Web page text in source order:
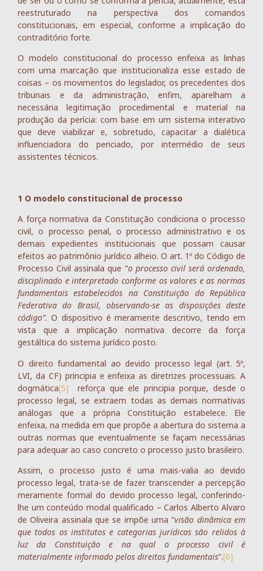
reestruturado na perspectiva dos comandos
constitucionais, em especial, conforme a implicação do
contraditório forte.
O modelo constitucional do processo enfeixa as linhas
com uma marcação que institucionaliza esse estado de
coisas – os movimentos do legislador, os precedentes dos
tribunais e da administração, enfim, aparelham a
necessária legitimação procedimental e material na
produção da perícia: com base em um sistema interativo
que deve viabilizar e, sobretudo, capacitar a dialética
influenciadora do periciado, por intermédio de seus
assistentes técnicos.
1 O modelo constitucional de processo
A força normativa da Constituição condiciona o processo
civil, o processo penal, o processo administrativo e os
demais expedientes institucionais que possam causar
efeitos ao patrimônio jurídico alheio. O art. 1º do Código de
Processo Civil assinala que “o processo civil será ordenado,
disciplinado e interpretado conforme os valores e as normas
fundamentais estabelecidos na Constituição da República
Federativa do Brasil, observando-se as disposições deste
código”. O dispositivo é meramente descritivo, tendo em
vista que a implicação normativa decorre da força
gestáltica do sistema jurídico posto.
O direito fundamental ao devido processo legal (art. 5º,
LVI, da CF) principia e enfeixa as diretrizes processuais. A
dogmática[5] reforça que ele principia porque, desde o
processo legal, se extraem todas as demais normativas
análogas que a própria Constituição estabelece. Ele
enfeixa, na medida em que propõe a abertura do sistema a
outras normas que eventualmente se façam necessárias
para adequar ao caso concreto o processo justo brasileiro.
Assim, o processo justo é uma mais-valia ao devido
processo legal, trata-se de fazer transcender a percepção
meramente formal do devido processo legal, conferindo-
lhe um conteúdo modal qualificado – Carlos Alberto Alvaro
de Oliveira assinala que se impõe uma “visão dinâmica em
que todos os institutos e categorias jurídicas são relidos à
luz da Constituição e na qual o processo civil é
materialmente informado pelos direitos fundamentais”.[6]